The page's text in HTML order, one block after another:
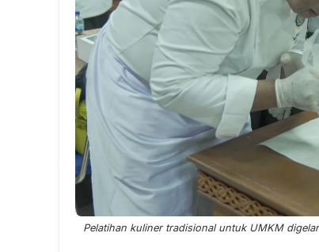
Pelatihan kuliner tradisional untuk UMKM